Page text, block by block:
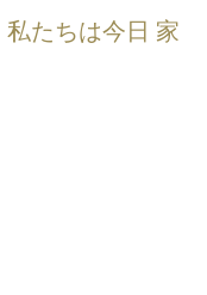
たちは今日 家